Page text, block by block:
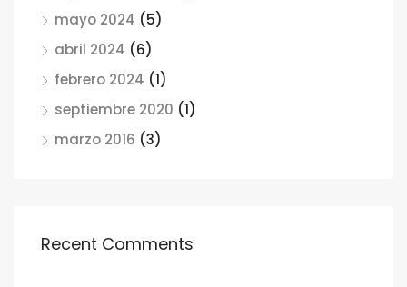
mayo 2024 (5)
abril 2024 (6)
febrero 2024 (1)
septiembre 2020 (1)
marzo 2016 (3)
Recent Comments